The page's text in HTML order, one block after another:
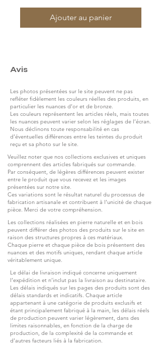
Ajouter au panier
Avis
Les photos présentées sur le site peuvent ne pas
refléter fidèlement les couleurs réelles des produits, en
particulier les nuances d’or et de bronze.
Les couleurs représentent les articles réels, mais toutes
les nuances peuvent varier selon les réglages de l’écran.
Nous déclinons toute responsabilité en cas
d’éventuelles différences entre les teintes du produit
reçu et sa photo sur le site.
Veuillez noter que nos collections exclusives et uniques
comprennent des articles fabriqués sur commande.
Par conséquent, de légères différences peuvent exister
entre le produit que vous recevez et les images
présentées sur notre site.
Ces variations sont le résultat naturel du processus de
fabrication artisanale et contribuent à l’unicité de chaque
pièce. Merci de votre compréhension.
Les collections réalisées en pierre naturelle et en bois
peuvent différer des photos des produits sur le site en
raison des structures propres à ces matériaux.
Chaque pierre et chaque pièce de bois présentent des
nuances et des motifs uniques, rendant chaque article
véritablement unique.
Le délai de livraison indiqué concerne uniquement
l’expédition et n’inclut pas la livraison au destinataire.
Les délais indiqués sur les pages des produits sont des
délais standards et indicatifs. Chaque article
appartenant à une catégorie de produits exclusifs et
étant principalement fabriqué à la main, les délais réels
de production peuvent varier légèrement, dans des
limites raisonnables, en fonction de la charge de
production, de la complexité de la commande et
d’autres facteurs liés à la fabrication.